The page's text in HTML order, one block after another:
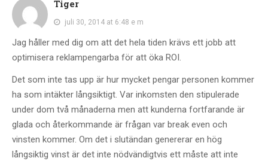
Tiger
juli 30, 2014 at 6:48 e m
Jag håller med dig om att det hela tiden krävs ett jobb att
optimisera reklampengarba för att öka ROI.
Det som inte tas upp är hur mycket pengar personen kommer
ha som intäkter långsiktigt. Var inkomsten den stipulerade
under dom två månaderna men att kunderna fortfarande är
glada och återkommande är frågan var break even och
vinsten kommer. Om det i slutändan genererar en hög
långsiktig vinst är det inte nödvändigtvis ett måste att inte